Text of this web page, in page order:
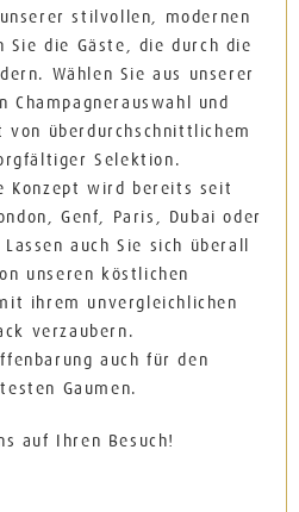
stilvollen, modernen
Sie die Gäste, die durch die
Wählen Sie aus unserer
Champagnerauswahl und
von überdurchschnittlichem
Selektion.
Konzept wird bereits seit
Genf, Paris, Dubai oder
auch Sie sich überall
unseren köstlichen
ihrem unvergleichlichen
verzaubern.
auch für den
Gaumen.
auf Ihren Besuch!